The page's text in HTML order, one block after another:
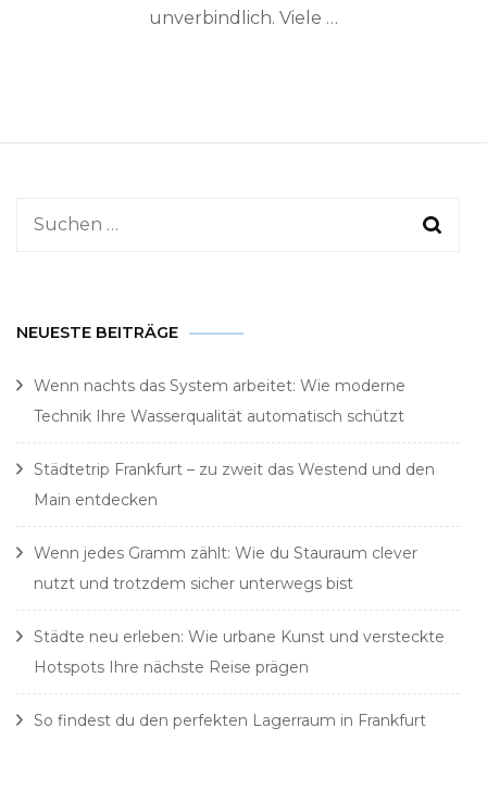
unverbindlich. Viele …
Suchen
NEUESTE BEITRÄGE
Wenn nachts das System arbeitet: Wie moderne
Technik Ihre Wasserqualität automatisch schützt
Städtetrip Frankfurt – zu zweit das Westend und den
Main entdecken
Wenn jedes Gramm zählt: Wie du Stauraum clever
nutzt und trotzdem sicher unterwegs bist
Städte neu erleben: Wie urbane Kunst und versteckte
Hotspots Ihre nächste Reise prägen
So findest du den perfekten Lagerraum in Frankfurt